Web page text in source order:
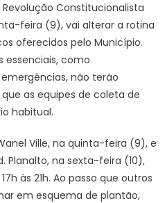
serviços
públicos
feriado
estadual
de
1932
–
Constitucionalista
feira (9), vai alterar a rotina
oferecidos pelo Município.
essenciais, como
não terão
as equipes de coleta de
habitual.
Ville, na quinta-feira (9), e
Planalto, na sexta-feira (10),
às 21h. Ao passo que outros
em esquema de plantão,